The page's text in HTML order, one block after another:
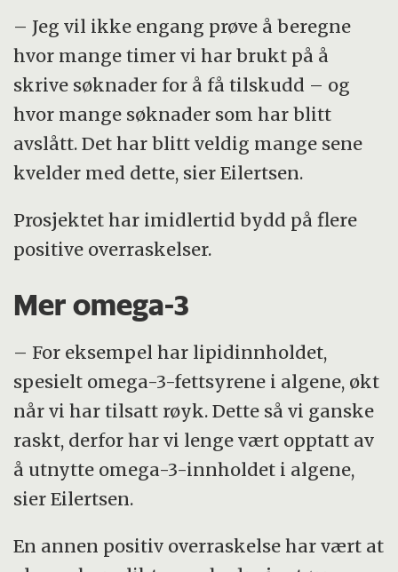
– Jeg vil ikke engang prøve å beregne
hvor mange timer vi har brukt på å
skrive søknader for å få tilskudd – og
hvor mange søknader som har blitt
avslått. Det har blitt veldig mange sene
kvelder med dette, sier Eilertsen.
Prosjektet har imidlertid bydd på flere
positive overraskelser.
Mer omega-3
– For eksempel har lipidinnholdet,
spesielt omega-3-fettsyrene i algene, økt
når vi har tilsatt røyk. Dette så vi ganske
raskt, derfor har vi lenge vært opptatt av
å utnytte omega-3-innholdet i algene,
sier Eilertsen.
En annen positiv overraskelse har vært at